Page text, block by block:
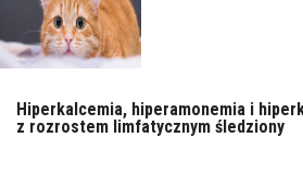
Hiperkalcemia, hiperamonemia i
z rozrostem limfatycznym śledziony